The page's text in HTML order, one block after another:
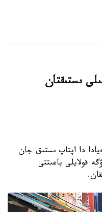
ىستىقتان
دا اپتاپ ىستىق جان
قولايلى باعىتتى